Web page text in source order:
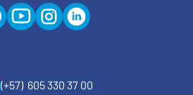
(+57) 605 330 37 00